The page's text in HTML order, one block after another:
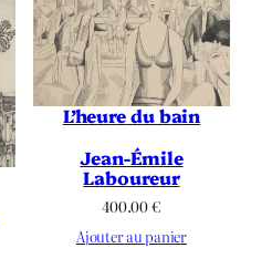
L’heure du bain
Jean-Émile
Laboureur
400.00€
Ajouter au panier